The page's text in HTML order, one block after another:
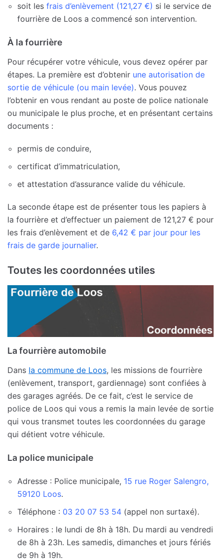
soit les frais d’enlèvement (121,27 €) si le service de
fourrière de Loos a commencé son intervention.
À la fourrière
Pour récupérer votre véhicule, vous devez opérer par
étapes. La première est d’obtenir une autorisation de
sortie de véhicule (ou main levée). Vous pouvez
l’obtenir en vous rendant au poste de police nationale
ou municipale le plus proche, et en présentant certains
documents :
permis de conduire,
certificat d’immatriculation,
et attestation d’assurance valide du véhicule.
La seconde étape est de présenter tous les papiers à
la fourrière et d’effectuer un paiement de 121,27 € pour
les frais d’enlèvement et de 6,42 € par jour pour les
frais de garde journalier.
Toutes les coordonnées utiles
La fourrière automobile
Dans la commune de Loos, les missions de fourrière
(enlèvement, transport, gardiennage) sont confiées à
des garages agréés. De ce fait, c’est le service de
police de Loos qui vous a remis la main levée de sortie
qui vous transmet toutes les coordonnées du garage
qui détient votre véhicule.
La police municipale
Adresse : Police municipale, 15 rue Roger Salengro,
59120 Loos.
Téléphone : 03 20 07 53 54 (appel non surtaxé).
Horaires : le lundi de 8h à 18h. Du mardi au vendredi
de 8h à 23h. Les samedis, dimanches et jours fériés
de 9h à 19h.